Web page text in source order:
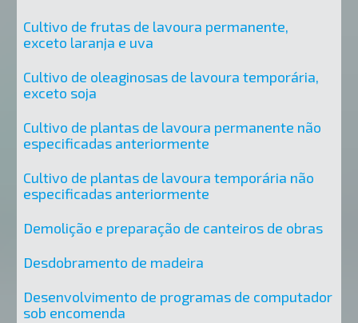
Cultivo de frutas de lavoura permanente,
exceto laranja e uva
Cultivo de oleaginosas de lavoura temporária,
exceto soja
Cultivo de plantas de lavoura permanente não
especificadas anteriormente
Cultivo de plantas de lavoura temporária não
especificadas anteriormente
Demolição e preparação de canteiros de obras
Desdobramento de madeira
Desenvolvimento de programas de computador
sob encomenda